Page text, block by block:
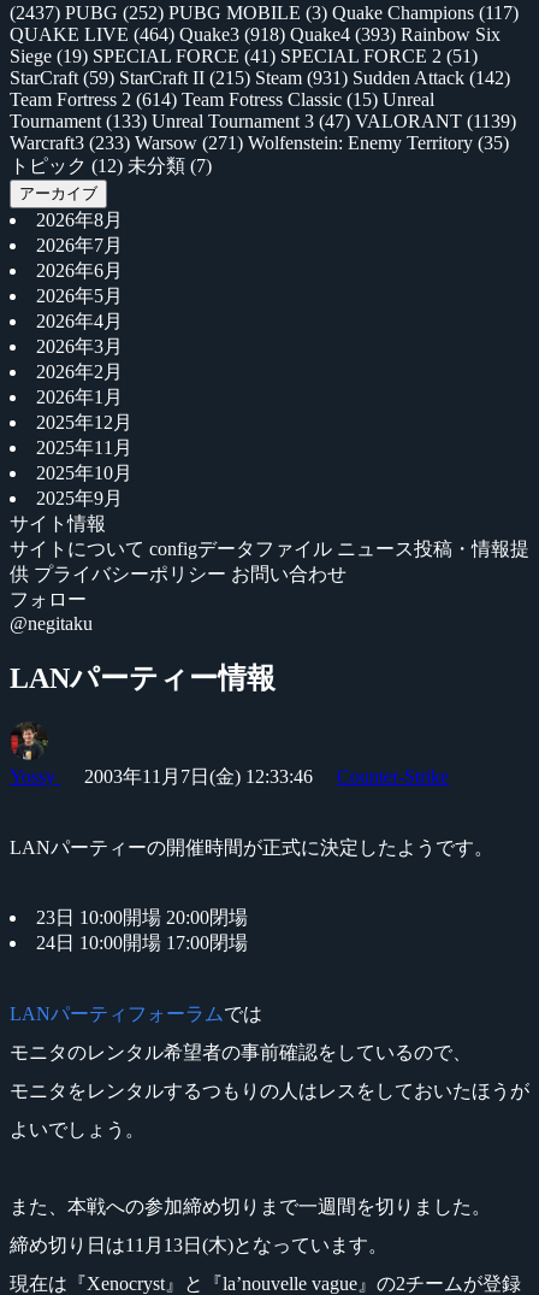
(2437) PUBG (252) PUBG MOBILE (3) Quake Champions (117)
QUAKE LIVE (464) Quake3 (918) Quake4 (393) Rainbow Six
Siege (19) SPECIAL FORCE (41) SPECIAL FORCE 2 (51)
StarCraft (59) StarCraft II (215) Steam (931) Sudden Attack (142)
Team Fortress 2 (614) Team Fotress Classic (15) Unreal
Tournament (133) Unreal Tournament 3 (47) VALORANT (1139)
Warcraft3 (233) Warsow (271) Wolfenstein: Enemy Territory (35)
トピック (12) 未分類 (7)
アーカイブ
2026年8月
2026年7月
2026年6月
2026年5月
2026年4月
2026年3月
2026年2月
2026年1月
2025年12月
2025年11月
2025年10月
2025年9月
サイト情報
サイトについて configデータファイル ニュース投稿・情報提
供 プライバシーポリシー お問い合わせ
フォロー
@negitaku
LANパーティー情報
Yossy 2003年11月7日(金) 12:33:46 Counter-Strike
LANパーティーの開催時間が正式に決定したようです。
23日 10:00開場 20:00閉場
24日 10:00開場 17:00閉場
LANパーティフォーラムでは
モニタのレンタル希望者の事前確認をしているので、
モニタをレンタルするつもりの人はレスをしておいたほうが
よいでしょう。
また、本戦への参加締め切りまで一週間を切りました。
締め切り日は11月13日(木)となっています。
現在は『Xenocryst』と『la’nouvelle vague』の2チームが登録